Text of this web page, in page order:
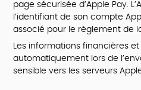
page sécurisée d’Apple Pay.
l’identifiant de son compte
associé pour le règlement de
Les informations financières
automatiquement lors de
sensible vers les serveurs